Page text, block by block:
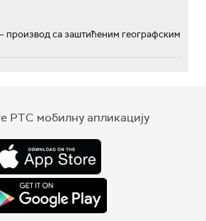
производ са заштићеним географским
РТС мобилну апликацију